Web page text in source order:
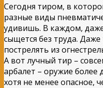
Сегодня тиром, в
разные виды
удивишь. В каждом,
сыщется без труда.
пострелять из
А вот лучный тир –
арбалет – оружие более
хотя не менее опасное,